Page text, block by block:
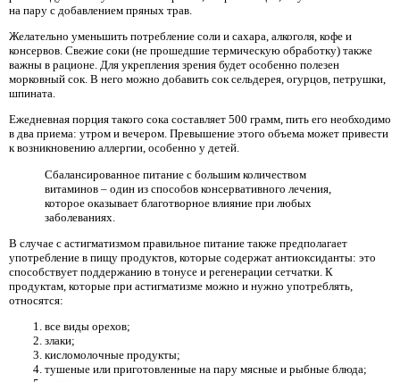
на пару с добавлением пряных трав.
Желательно уменьшить потребление соли и сахара, алкоголя, кофе и
консервов. Свежие соки (не прошедшие термическую обработку) также
важны в рационе. Для укрепления зрения будет особенно полезен
морковный сок. В него можно добавить сок сельдерея, огурцов, петрушки,
шпината.
Ежедневная порция такого сока составляет 500 грамм, пить его необходимо
в два приема: утром и вечером. Превышение этого объема может привести
к возникновению аллергии, особенно у детей.
Сбалансированное питание с большим количеством
витаминов – один из способов консервативного лечения,
которое оказывает благотворное влияние при любых
заболеваниях.
В случае с астигматизмом правильное питание также предполагает
употребление в пищу продуктов, которые содержат антиоксиданты: это
способствует поддержанию в тонусе и регенерации сетчатки. К
продуктам, которые при астигматизме можно и нужно употреблять,
относятся:
все виды орехов;
злаки;
кисломолочные продукты;
тушеные или приготовленные на пару мясные и рыбные блюда;